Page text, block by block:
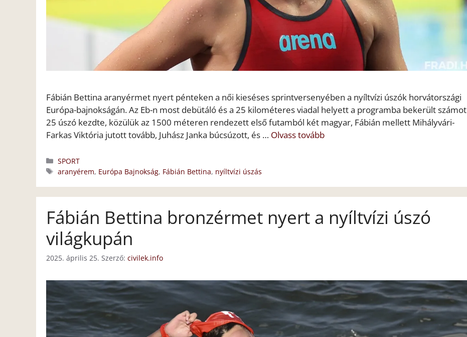
Fábián Bettina aranyérmet nyert pénteken a női kieséses sprintversenyében a nyíltvízi úszók horvátországi
Európa-bajnokságán. Az Eb-n most debütáló és a 25 kilométeres viadal helyett a programba bekerült számot
25 úszó kezdte, közülük az 1500 méteren rendezett első futamból két magyar, Fábián mellett Mihályvári-
Farkas Viktória jutott tovább, Juhász Janka búcsúzott, és … Olvass tovább
Kategória
SPORT
Címkék
aranyérem, Európa Bajnokság, Fábián Bettina, nyíltvízi úszás
Fábián Bettina bronzérmet nyert a nyíltvízi úszó
világkupán
2025. április 25. Szerző: civilek.info